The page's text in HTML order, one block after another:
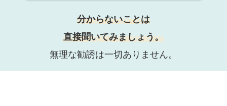
分からないことは
直接聞いてみましょう。
無理な勧誘は一切ありません。